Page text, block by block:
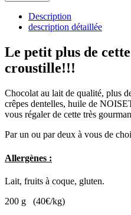
Description
description détaillée
Le petit plus de
croustille!!!
Chocolat au lait de qualité, plus
crêpes dentelles, huile de
vous régaler de cette très
Par un ou par deux à vous de
Allergènes :
Lait, fruits à coque, gluten.
200 g (40€/kg)